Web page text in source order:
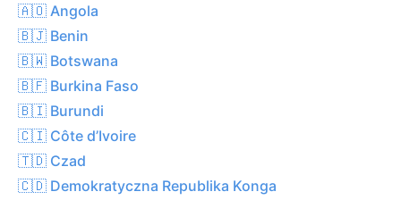
🇦🇴 Angola
🇧🇯 Benin
🇧🇼 Botswana
🇧🇫 Burkina Faso
🇧🇮 Burundi
🇨🇮 Côte d’Ivoire
🇹🇩 Czad
🇨🇩 Demokratyczna Republika Konga